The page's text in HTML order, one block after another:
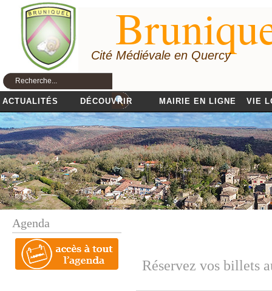
Cité Médiévale en Quercy
ACTUALITÉS DÉCOUVRIR MAIRIE EN LIGNE VIE
Agenda
Réservez vos billets